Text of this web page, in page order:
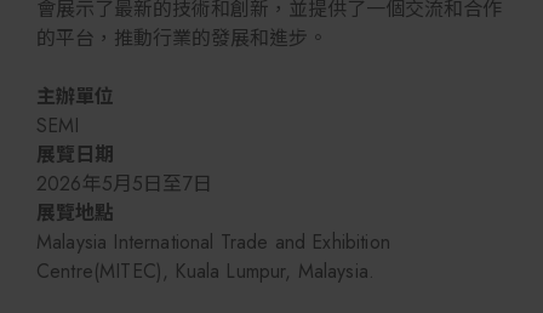
會展示了最新的技術和創新，並提供了一個交流和合作
的平台，推動行業的發展和進步。
主辦單位
SEMI
展覽日期
2026年5月5日至7日
展覽地點
Malaysia International Trade and Exhibition
Centre(MITEC), Kuala Lumpur, Malaysia.
Micro LED/LED
高科技廠房設施與廠務系統
無人載具
太陽能設備